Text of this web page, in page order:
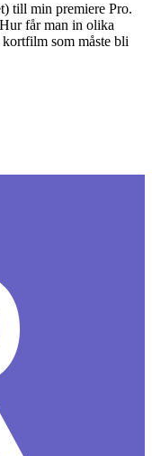
till min premiere Pro.
får man in olika
som måste bli